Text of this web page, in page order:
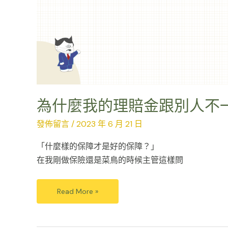
為什麼我的理賠金跟別人不
發佈留言/2023 年 6 月 21 日
「什麼樣的保障才是好的保障？」
在我剛做保險還是菜鳥的時候主管這樣問
Read More »